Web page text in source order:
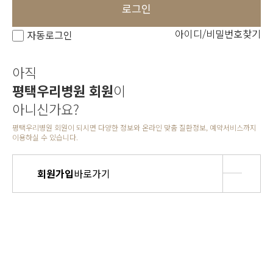
로그인
자동로그인 아이디/비밀번호찾기
아직
평택우리병원 회원이
아니신가요?
평택우리병원 회원이 되시면 다양한 정보와 온라인 맞춤 질환정보, 예약서비스까지
이용하실 수 있습니다.
회원가입바로가기